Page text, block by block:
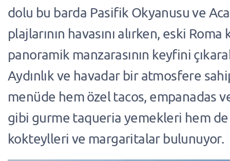
dolu bu barda Pasifik Okyanusu ve
plajlarının havasını alırken, eski
panoramik manzarasının keyfini
Aydınlık ve havadar bir atmosfere
menüde hem özel tacos, empanadas
gibi gurme taqueria yemekleri hem de
kokteylleri ve margaritalar bulunuyor.